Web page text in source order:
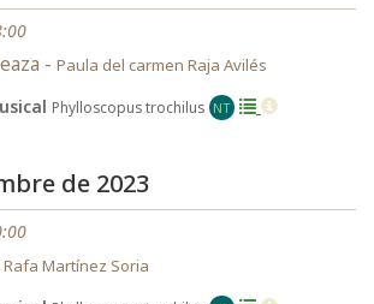
- Paula del carmen Raja Avilés
Phylloscopus trochilus NT
de 2023
Rafa Martínez Soria